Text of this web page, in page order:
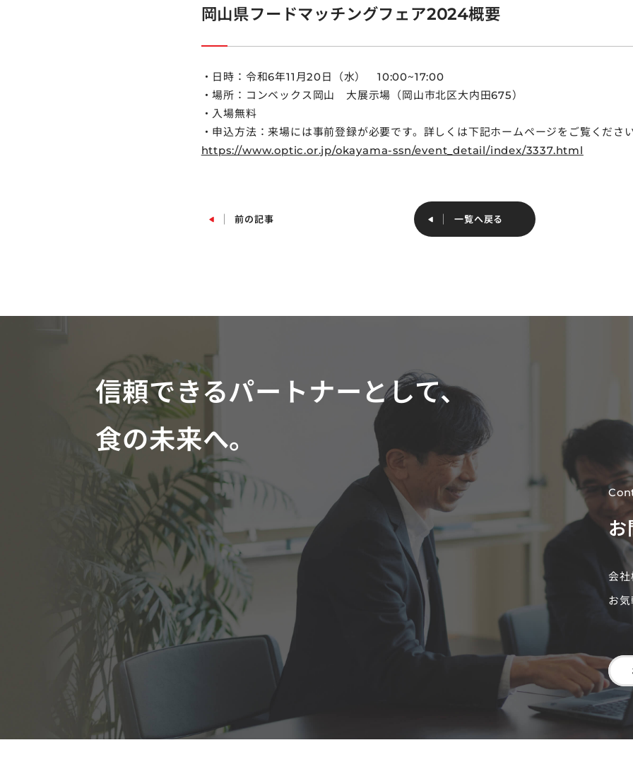
岡山県フードマッチングフェア2024概要
・日時：令和6年11月20日（水） 10:00~17:00
・場所：コンベックス岡山 大展示場（岡山市北区大内田675）
・入場無料
・申込方法：来場には事前登録が必要です。詳しくは下記ホームページをご覧くださ
https://www.optic.or.jp/okayama-ssn/event_detail/index/3337.html
前の記事
一覧へ戻る
信頼できるパートナーとして、
食の未来へ。
会
お